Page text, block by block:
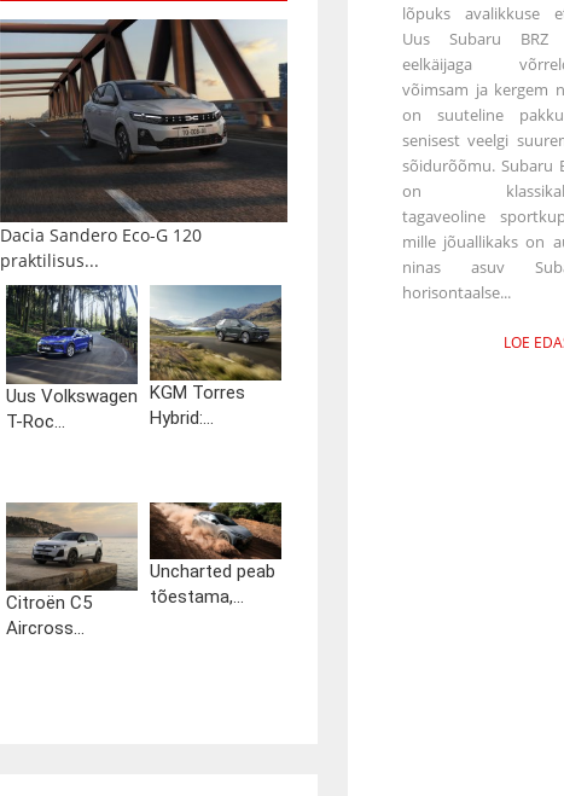
Dacia Sandero Eco-G 120
praktilisus...
Uus Volkswagen
T-Roc...
KGM Torres
Hybrid:...
Citroën C5
Aircross...
Uncharted peab
tõestama,...
lõpuks avalikkuse
Uus Subaru BRZ
eelkäijaga
võimsam ja kergem
on suuteline
senisest veelgi
sõidurõõmu. Subaru
on
tagaveoline
mille jõuallikaks on
ninas asuv
horisontaalse...
LOE